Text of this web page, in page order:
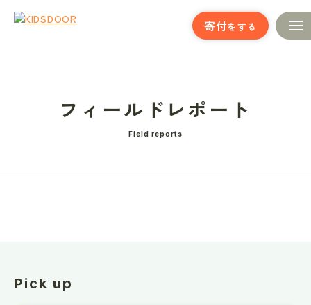
寄付をする
フィールドレポート
Field reports
Pick up